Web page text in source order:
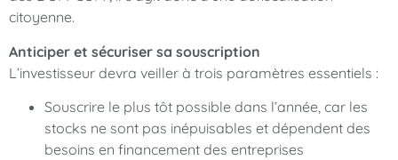
citoyenne.
Anticiper et sécuriser sa souscription
L’investisseur devra veiller à trois paramètres essentiels :
Souscrire le plus tôt possible dans l’année, car les
stocks ne sont pas inépuisables et dépendent des
besoins en financement des entreprises